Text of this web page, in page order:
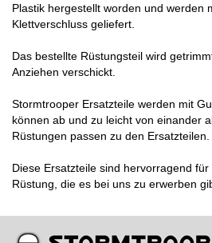
Plastik hergestellt worden und werden
Klettverschluss geliefert.
Das bestellte Rüstungsteil wird
Anziehen verschickt.
Stormtrooper Ersatzteile werden mit
können ab und zu leicht von einander
Rüstungen passen zu den Ersatzteilen.
Diese Ersatzteile sind hervorragend
Rüstung, die es bei uns zu erwerben